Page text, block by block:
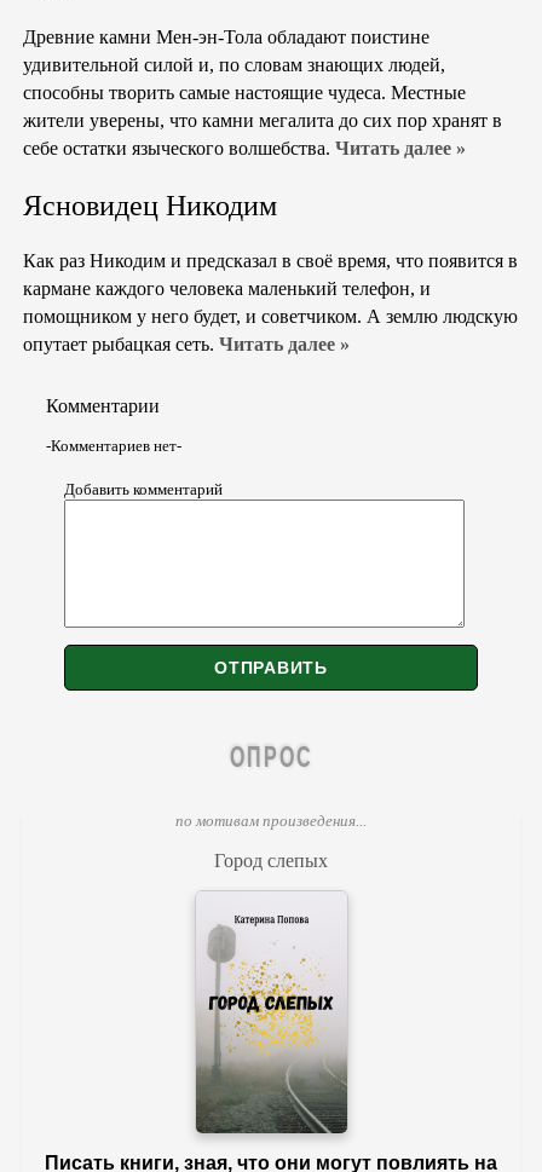
Древние камни Мен-эн-Тола обладают поистине
удивительной силой и, по словам знающих людей,
способны творить самые настоящие чудеса. Местные
жители уверены, что камни мегалита до сих пор хранят в
себе остатки языческого волшебства. Читать далее »
Ясновидец Никодим
Как раз Никодим и предсказал в своё время, что появится в
кармане каждого человека маленький телефон, и
помощником у него будет, и советчиком. А землю людскую
опутает рыбацкая сеть. Читать далее »
Комментарии
-Комментариев нет-
Добавить комментарий
ОПРОС
по мотивам произведения...
Город слепых
Писать книги, зная, что они могут повлиять на